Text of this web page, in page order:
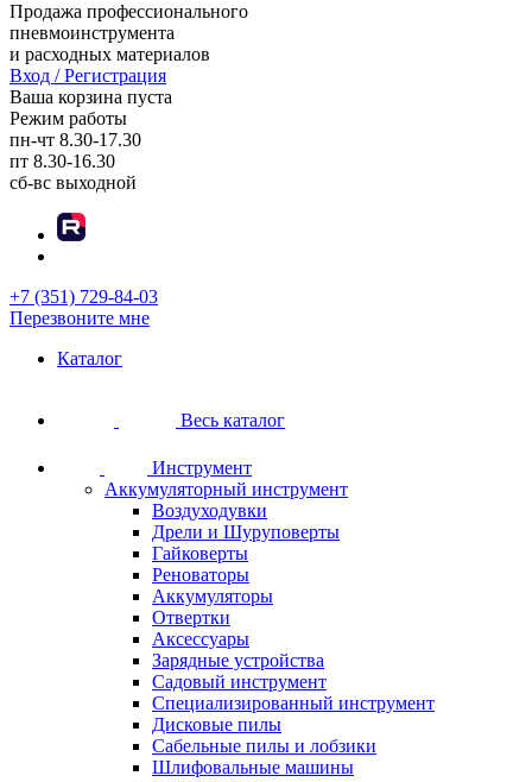
Продажа профессионального
пневмоинструмента
и расходных материалов
Вход / Регистрация
Ваша корзина пуста
Режим работы
пн-чт 8.30-17.30
пт 8.30-16.30
сб-вс выходной
+7 (351) 729-84-03
Перезвоните мне
Каталог
Весь каталог
Инструмент
Аккумуляторный инструмент
Воздуходувки
Дрели и Шуруповерты
Гайковерты
Реноваторы
Аккумуляторы
Отвертки
Аксессуары
Зарядные устройства
Садовый инструмент
Специализированный инструмент
Дисковые пилы
Сабельные пилы и лобзики
Шлифовальные машины